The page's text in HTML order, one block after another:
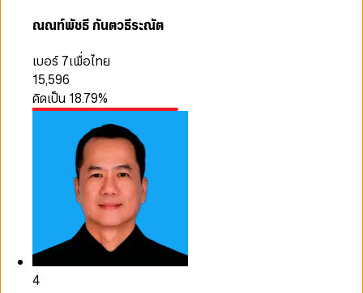
ณณท์พัชธี กันตวธีระณัต
เบอร์ 7เพื่อไทย
15,596
คิดเป็น 18.79%
4